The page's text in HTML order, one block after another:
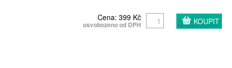
Cena: 399 Kč
osvobozeno od DPH